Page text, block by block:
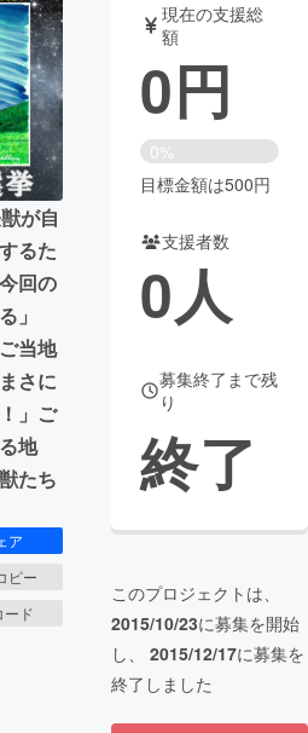
ジェット
書籍・雑誌
チャレンジ
活性化
Good
CAMPFIRE Creation
納税machi-ya
が自
るた
回の
」
当地
さに
」ご
地
たち
ア
ピー
ード
現在の支援総
額
0円
0%
目標金額は500円
支援者数
0人
募集終了まで残
り
終了
このプロジェクトは、
2015/10/23に募集を開始
し、 2015/12/17に募集を
終了しました